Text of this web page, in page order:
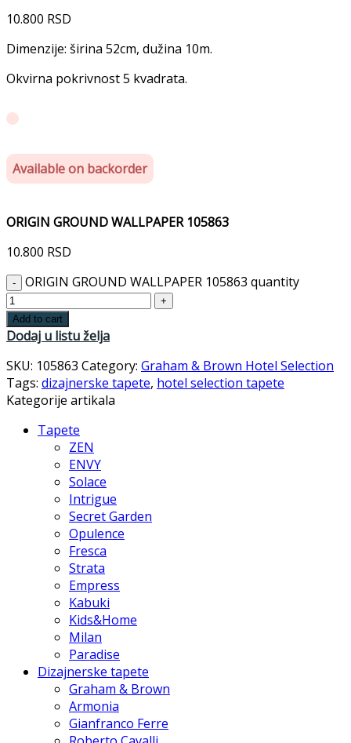
10.800 RSD
Dimenzije: širina 52cm, dužina 10m.
Okvirna pokrivnost 5 kvadrata.
Available on backorder
ORIGIN GROUND WALLPAPER 105863
10.800 RSD
ORIGIN GROUND WALLPAPER 105863 quantity
Add to cart
Dodaj u listu želja
SKU: 105863 Category: Graham & Brown Hotel Selection
Tags: dizajnerske tapete, hotel selection tapete
Kategorije artikala
Tapete
ZEN
ENVY
Solace
Intrigue
Secret Garden
Opulence
Fresca
Strata
Empress
Kabuki
Kids&Home
Milan
Paradise
Dizajnerske tapete
Graham & Brown
Armonia
Gianfranco Ferre